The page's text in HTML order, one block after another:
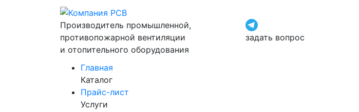
Производитель промышленной,
противопожарной вентиляции
и отопительного оборудования
задать вопрос
Главная
Каталог
Прайс-лист
Услуги